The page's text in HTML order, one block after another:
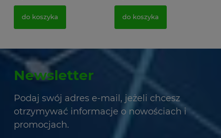
do koszyka do koszyka
Newsletter
Podaj swój adres e-mail, jeżeli chcesz
otrzymywać informacje o nowościach i
promocjach.